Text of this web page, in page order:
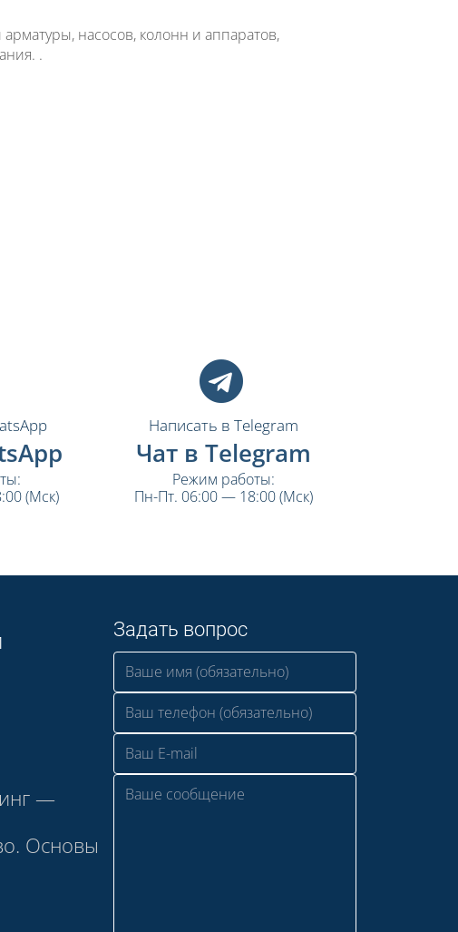
насосов, колонн и аппаратов,
.
(Мск)
Написать в Telegram
Чат в Telegram
Режим работы:
Пн-Пт. 06:00 — 18:00 (Мск)
—
Основы
Задать вопрос